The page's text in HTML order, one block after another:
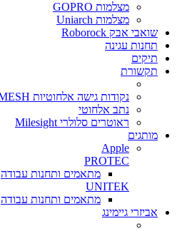
מצלמות GOPRO
מצלמות Uniarch
שואבי אבק Roborock
תחנות עגינה
תיקים
תקשורת
נקודות גישה אלחוטיות MESH
נתב אלחוטי
ראוטרים סלולרי Milesight
מותגים
Apple
PROTEC
מתאמים ותחנות עבודה
UNITEK
מתאמים ותחנות עבודה
אביזרי גיימינג